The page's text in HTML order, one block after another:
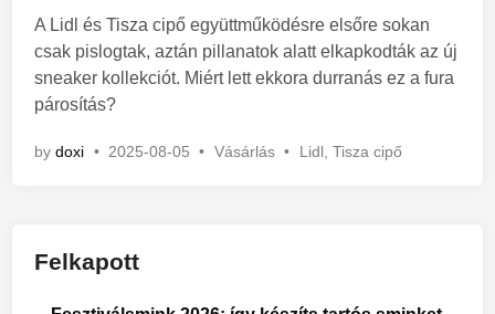
d
i
n
A Lidl és Tisza cipő együttműködésre elsőre sokan
csak pislogtak, aztán pillanatok alatt elkapkodták az új
sneaker kollekciót. Miért lett ekkora durranás ez a fura
párosítás?
bydoxi • 2025-08-05 • P
Vásárlás • Lidl Tisza cipő
Felkapott